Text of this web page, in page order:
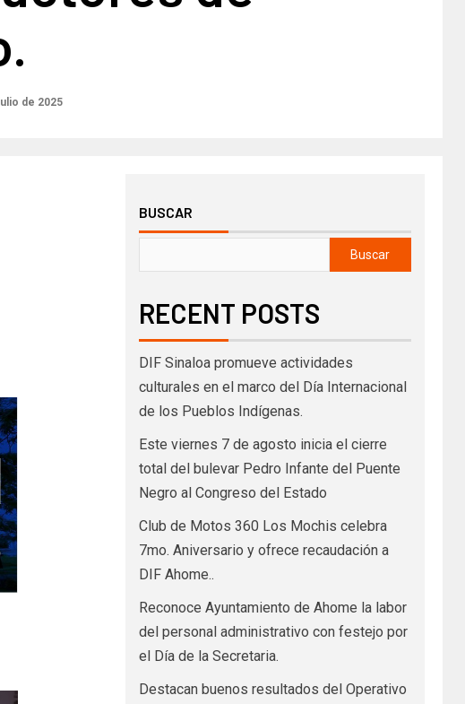
de 2025
BUSCAR
Buscar
RECENT POSTS
DIF Sinaloa promueve actividades
culturales en el marco del Día Internacional
de los Pueblos Indígenas.
Este viernes 7 de agosto inicia el cierre
total del bulevar Pedro Infante del Puente
Negro al Congreso del Estado
Club de Motos 360 Los Mochis celebra
7mo. Aniversario y ofrece recaudación a
DIF Ahome..
Reconoce Ayuntamiento de Ahome la labor
del personal administrativo con festejo por
el Día de la Secretaria.
Destacan buenos resultados del Operativo